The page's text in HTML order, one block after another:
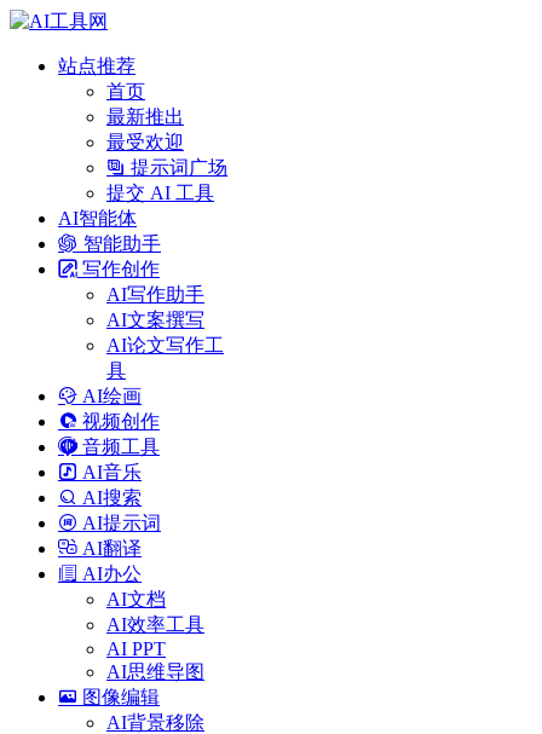
站点推荐
首页
最新推出
最受欢迎
提示词广场
提交 AI 工具
AI智能体
智能助手
写作创作
AI写作助手
AI文案撰写
AI论文写作工
具
AI绘画
视频创作
音频工具
AI音乐
AI搜索
AI提示词
AI翻译
AI办公
AI文档
AI效率工具
AI PPT
AI思维导图
图像编辑
AI背景移除